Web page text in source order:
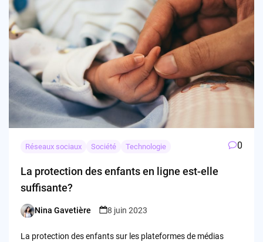
Réseaux sociaux Société Technologie 0
La protection des enfants en ligne est-elle
suffisante?
Posted
Nina Gavetière 8 juin 2023
La protection des enfants sur les plateformes de médias